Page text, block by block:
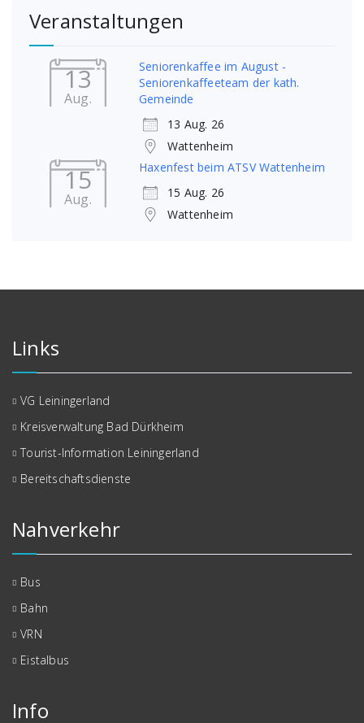
Veranstaltungen
13
Aug.
Seniorenkaffee im August -
Seniorenkaffeeteam der kath.
Gemeinde
13 Aug. 26
Wattenheim
15
Aug.
Haxenfest beim ATSV Wattenheim
15 Aug. 26
Wattenheim
Links
VG Leiningerland
Kreisverwaltung Bad Dürkheim
Tourist-Information Leiningerland
Bereitschaftsdienste
Nahverkehr
Bus
Bahn
VRN
Eistalbus
Info